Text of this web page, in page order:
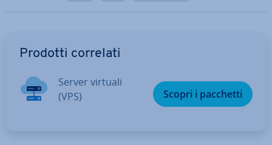
Prodotti correlati
Server virtuali
(VPS)
Scopri i pacchetti